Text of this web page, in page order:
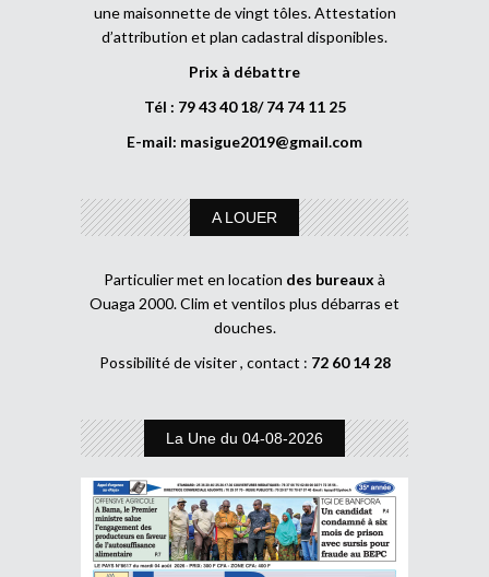
une maisonnette de vingt tôles. Attestation
d’attribution et plan cadastral disponibles.
Prix à débattre
Tél : 79 43 40 18/ 74 74 11 25
E-mail: masigue2019@gmail.com
A LOUER
Particulier met en location des bureauxà
Ouaga 2000. Clim et ventilos plus débarras et
douches.
Possibilité de visiter , contact : 72 60 14 28
La Une du 04-08-2026